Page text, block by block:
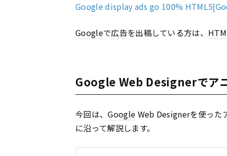
Google display ads go 100%
Googleで広告を出稿している方は、
Google Web Designerでア
今回は、Google Web Designerを使った
に沿って解説します。